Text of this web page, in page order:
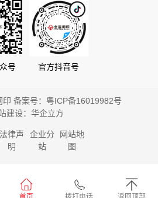
号 官方抖音号
备案号： 粤ICP备16019982号
建设： 华企立方
法律声
明
企业分
站
网站地
图